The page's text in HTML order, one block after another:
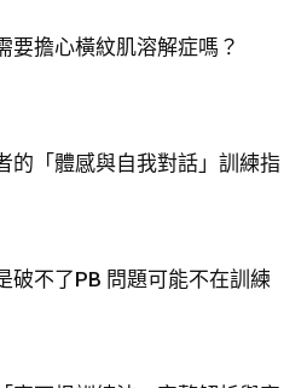
要擔心橫紋肌溶解症嗎？
的「體感與自我對話」訓練指
破不了PB 問題可能不在訓練